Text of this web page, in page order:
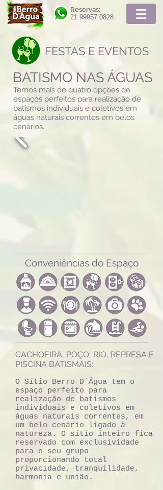
Reservas:
21 99957.0828
FESTAS E EVENTOS
BATISMO NAS ÁGUAS
Temos mais de quatro opções de
espaços perfeitos para realização de
batismos individuais e coletivos em
águas naturais correntes em belos
cenários.
CACHOEIRA, POÇO, RIO, REPRESA E
PISCINA BATISMAIS:
O Sítio Berro D´Água tem o
espaço perfeito para
realização de batismos
individuais e coletivos em
águas naturais correntes, em
um belo cenário ligado à
natureza. O sítio inteiro fica
reservado com exclusividade
para o seu grupo
proporcionando total
privacidade, tranquilidade,
harmonia e união.
Conveniências do Espaço